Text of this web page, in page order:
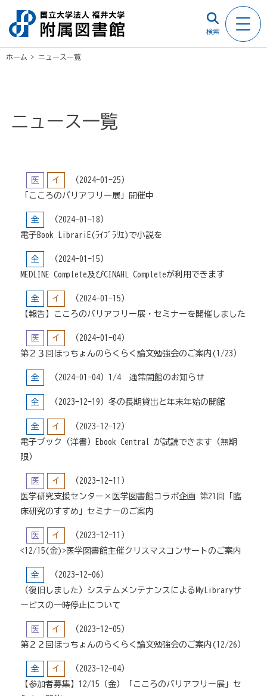
検索
ホーム > ニュース一覧
ニュース一覧
医 イ
（2024-01-25）
「こころのバリアフリー展」開催中
全
（2024-01-18）
電子Book LibrariE(ﾗｲﾌﾞﾗﾘｴ)で小説を
全
（2024-01-15）
MEDLINE Complete及びCINAHL Completeが利用できます
全 イ
（2024-01-15）
【報告】こころのバリアフリー展・セミナーを開催しました
医 イ
（2024-01-04）
第２３回ほっちょんのらくらく論文勉強会のご案内(1/23）
全 （2024-01-04） 1/4 通常開館のお知らせ
全 （2023-12-19）冬の長期貸出と年末年始の開館
全 イ
（2023-12-12）
電子ブック（洋書）Ebook Central が試読できます（無期
限）
医 イ
（2023-12-11）
医学研究支援センター×医学図書館コラボ企画 第21回「臨
床研究のすすめ」セミナーのご案内
医 イ
（2023-12-11）
<12/15(金)>医学図書館主催クリスマスコンサートのご案内
全
（2023-12-06）
（復旧しました）システムメンテナンスによるMyLibraryサ
ービスの一時停止について
医 イ
（2023-12-05）
第２２回ほっちょんのらくらく論文勉強会のご案内(12/26）
全 イ
（2023-12-04）
【参加者募集】12/15（金）「こころのバリアフリー展」セ